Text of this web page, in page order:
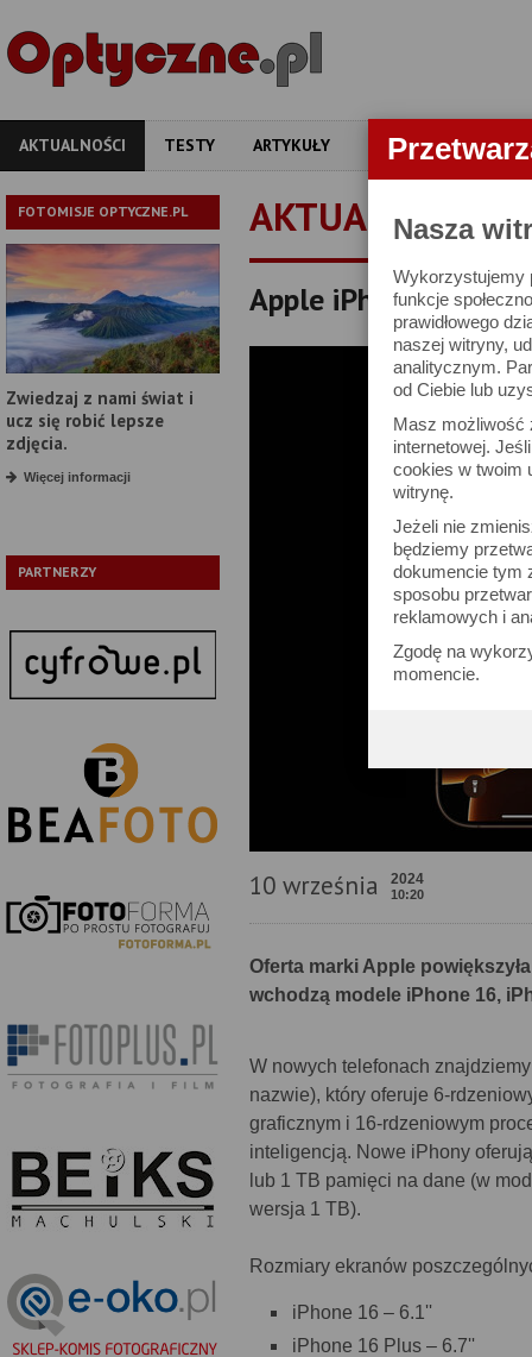
Nasza
Wykorzystujemy
funkcje
prawidłowego
naszej witryny,
analitycznym.
od Ciebie lub
Masz możliwość
internetowej.
cookies w twoim
witrynę.
Jeżeli nie
będziemy
dokumencie tym
sposobu
reklamowych i
Zgodę na
momencie.
AKTUALNOŚCI TESTY ARTYKUŁY APARATY
FOTOMISJE OPTYCZNE.PL
Zwiedzaj z nami świat i
ucz się robić lepsze
zdjęcia.
Więcej informacji
PARTNERZY
AKTUALNOŚCI
Apple iPhone 16
10 września 2024
10:20
Oferta marki Apple
wchodzą modele iPhone 16,
W nowych telefonach
nazwie), który oferuje 6-
graficznym i 16-rdzeniowym
inteligencją. Nowe iPhony
lub 1 TB pamięci na dane (w
wersja 1 TB).
Rozmiary ekranów
iPhone 16 – 6.1''
iPhone 16 Plus – 6.7''